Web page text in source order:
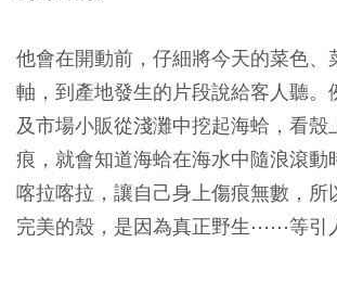
他會在開動前，仔細將今天的菜色、
軸，到產地發生的片段說給客人聽。
及市場小販從淺灘中挖起海蛤，看殼
痕，就會知道海蛤在海水中隨浪滾動
喀拉喀拉，讓自己身上傷痕無數，所
完美的殼，是因為真正野生⋯⋯等引